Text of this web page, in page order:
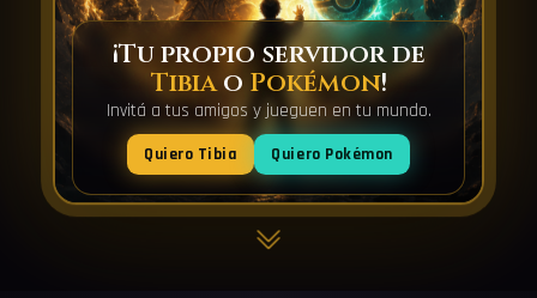
¡Tu propio servidor de
Tibiao Pokémon!
Invitá a tus amigos y jueguen en tu mundo.
Quiero Tibia Quiero Pokémon